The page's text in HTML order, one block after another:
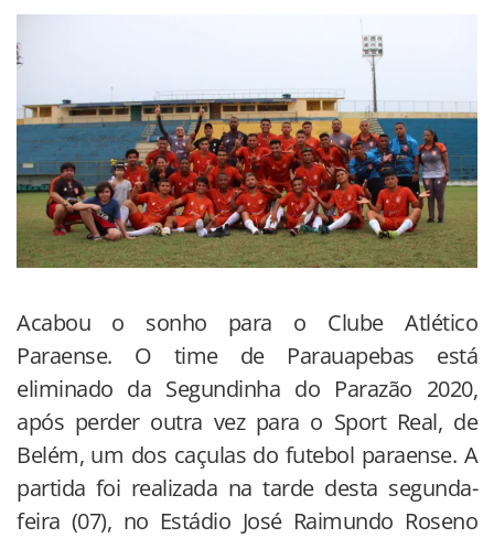
Acabou o sonho para o Clube Atlético
Paraense. O time de Parauapebas está
eliminado da Segundinha do Parazão 2020,
após perder outra vez para o Sport Real, de
Belém, um dos caçulas do futebol paraense. A
partida foi realizada na tarde desta segunda-
feira (07), no Estádio José Raimundo Roseno